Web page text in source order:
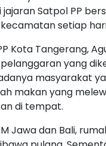
Satpol PP
kecamatan setiap
Kota Tangerang,
yang
masyarakat
makan yang
di tempat.
Jawa dan Bali,